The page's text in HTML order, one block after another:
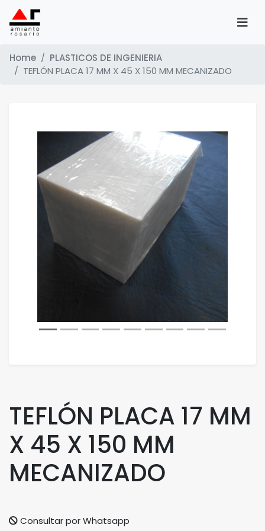
Home
PLASTICOS DE INGENIERIA
TEFLÓN PLACA 17 MM X 45 X 150 MM MECANIZADO
TEFLÓN PLACA 17 MM
X 45 X 150 MM
MECANIZADO
Consultar por Whatsapp